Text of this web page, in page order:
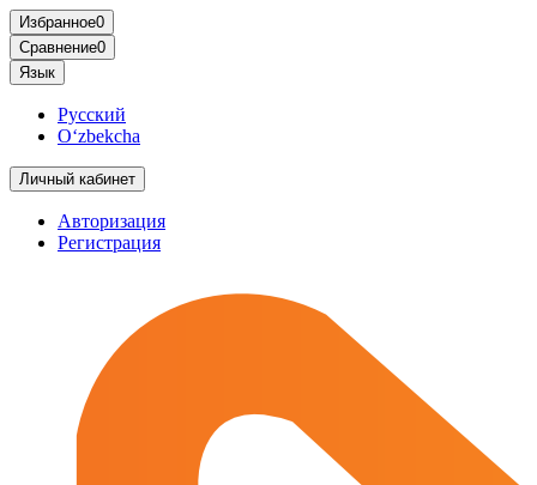
Избранное0
Сравнение0
Язык
Русский
O‘zbekcha
Личный кабинет
Авторизация
Регистрация